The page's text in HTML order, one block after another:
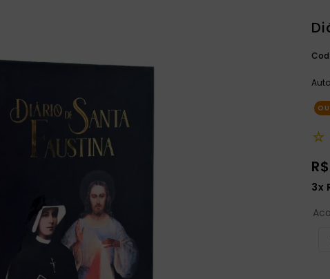
Cod:
☆
R$
3x
biblia pastoral
catequese
bíblia ave maria